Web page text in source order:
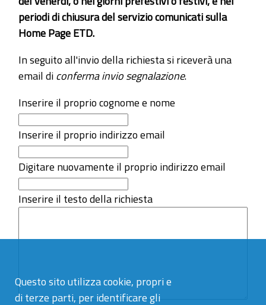
Questo sito utilizza cookie, propri e
di terze parti, per identificare gli
periodi di chiusura del servizio comunicati sulla
Home Page ETD.
In seguito all'invio della richiesta si riceverà una
email diconferma invio segnalazione.
Inserire il proprio cognome e nome
Inserire il proprio indirizzo email
Digitare nuovamente il proprio indirizzo email
Inserire il testo della richiesta